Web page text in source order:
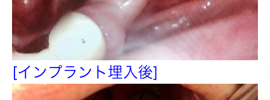
[インプラント埋入後]